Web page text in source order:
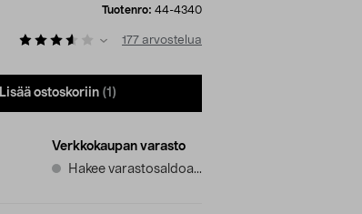
Tuotenro: 44-4340
177 arvostelua
Lisää ostoskoriin (1)
Verkkokaupan varasto
Hakee varastosaldoa...